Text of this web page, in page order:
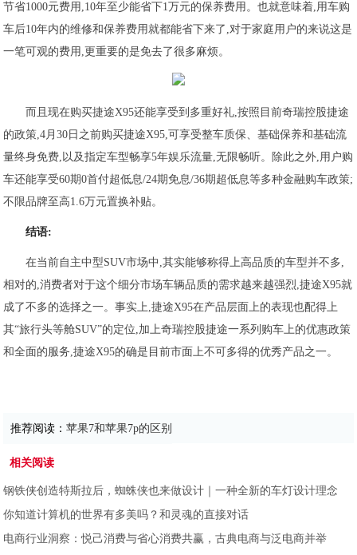
节省1000元费用,10年至少能省下1万元的保养费用。也就意味着,用车购
车后10年内的维修和保养费用就都能省下来了,对于家庭用户的来说这是
一笔可观的费用,更重要的是免去了很多麻烦。
而且现在购买捷途X95还能享受到多重好礼,按照目前奇瑞控股捷途
的政策,4月30日之前购买捷途X95,可享受整车质保、基础保养和基础流
量终身免费,以及指定车型畅享5年娱乐流量,无限畅听。除此之外,用户购
车还能享受60期0首付超低息/24期免息/36期超低息等多种金融购车政策;
不限品牌至高1.6万元置换补贴。
结语:
在当前自主中型SUV市场中,其实能够称得上高品质的车型并不多,
相对的,消费者对于这个细分市场车辆品质的需求越来越强烈,捷途X95就
成了不多的选择之一。事实上,捷途X95在产品层面上的表现也配得上
其“旅行头等舱SUV”的定位,加上奇瑞控股捷途一系列购车上的优惠政策
和全面的服务,捷途X95的确是目前市面上不可多得的优秀产品之一。
推荐阅读：苹果7和苹果7p的区别
相关阅读
钢铁侠创造特斯拉后，蜘蛛侠也来做设计｜一种全新的车灯设计理念
你知道计算机的世界有多美吗？和灵魂的直接对话
电商行业洞察：悦己消费与省心消费共赢，古典电商与泛电商并举